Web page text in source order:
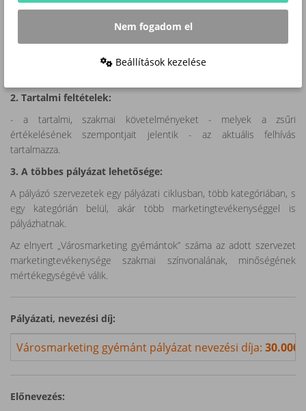
- A pályázat nevezési határidőn belüli benyújtása;
- A pályázati díj nevezési határidőig történő átutalása a Magyar
2. Tartalmi feltételek:
- a tartalmi, szakmai követelményeket - melyek a zsűri
értékelésének szempontjait jelentik - az aktuális felhívás
tartalmazza.
3. A többes pályázat lehetősége:
A pályázó szervezetek egy pályázati ciklusban, több kategóriában, s
egy kategórián belül, akár több marketingtevékenységgel is
pályázhatnak.
Az elnyert „Városmarketing gyémántok” száma az adott szervezet
marketingtevékenysége szakmai színvonalának, minőségének
mértékegységévé válik.
Pályázati, nevezési díj:
Városmarketing gyémánt pályázat nevezési díja: 30.000
Előnevezés:
Nem fogadom el
Beállítások kezelése